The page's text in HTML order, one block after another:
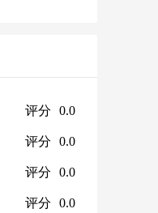
评分 0.0
评分 0.0
评分 0.0
评分 0.0